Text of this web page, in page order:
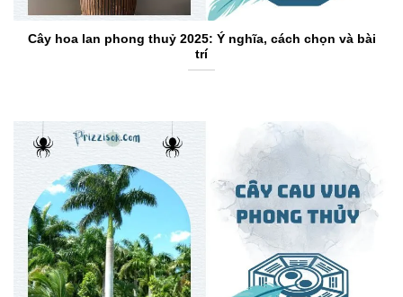
Cây hoa lan phong thuỷ 2025: Ý nghĩa, cách chọn và bài
trí